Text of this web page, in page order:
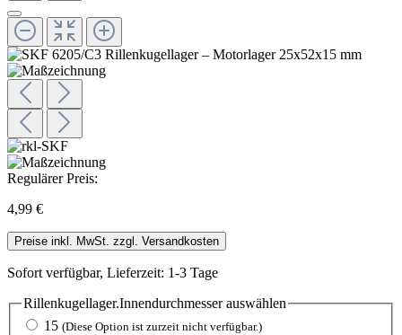
Regulärer Preis:
4,99 €
Preise inkl. MwSt. zzgl. Versandkosten
Sofort verfügbar, Lieferzeit: 1-3 Tage
Rillenkugellager.Innendurchmesserauswählen
15 (Diese Option ist zurzeit nicht verfügbar.)